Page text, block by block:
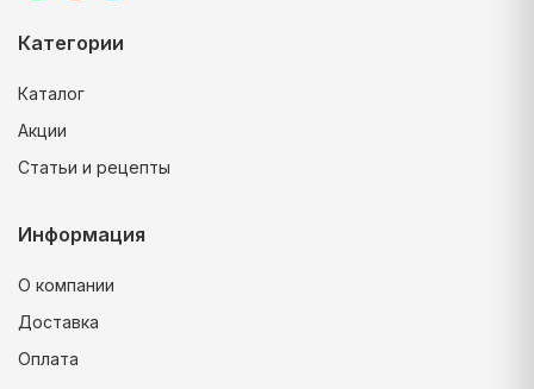
Категории
Каталог
Акции
Статьи и рецепты
Информация
О компании
Доставка
Оплата